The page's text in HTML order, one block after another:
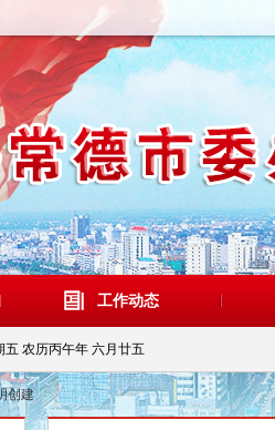
工作动态
农历丙午年 六月廿五
创建